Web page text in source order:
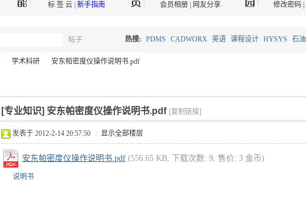
标 签 云 新手指南 会员相册 网友分享 修改密码|
帖子
搜
索
热搜: PDMS CADWORX 英语 课程设计 HYSYS 石
油气储运
学术科研
›
安东帕密度仪操作说明书.pdf
[专业知识] 安东帕密度仪操作说明书.pdf [复制链接]
发表于 2012-2-14 20:57:50 显示全部楼层
安东帕密度仪操作说明书.pdf (556.65 KB, 下载次数: 9, 售价: 3 金币)
说明书